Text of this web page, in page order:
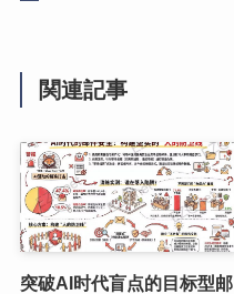
関連記事
突破AI时代盲点的目标型邮